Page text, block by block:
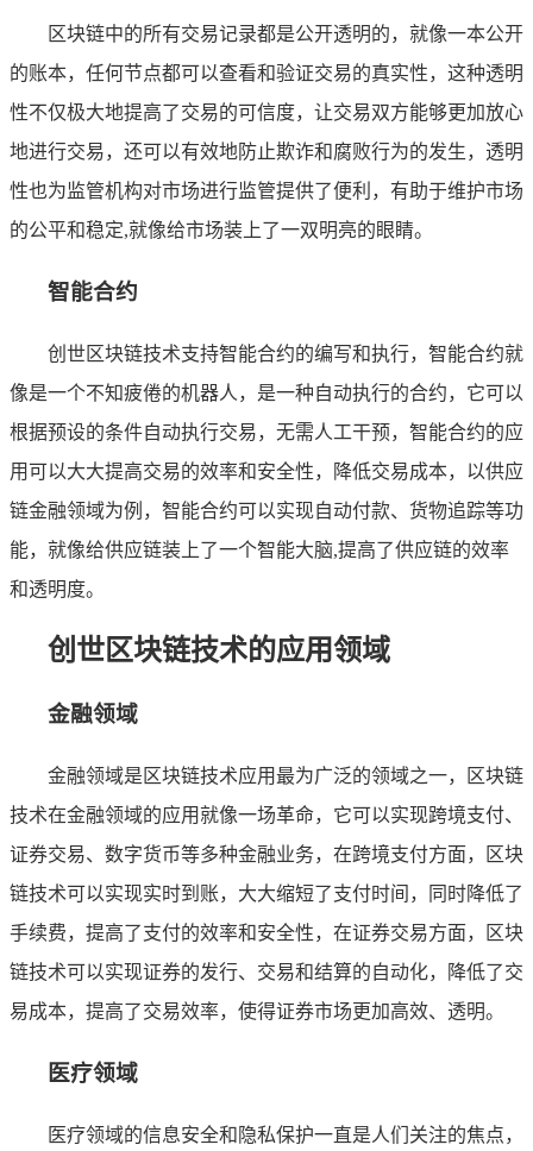
区块链中的所有交易记录都是公开透明的，就像一本公开
的账本，任何节点都可以查看和验证交易的真实性，这种透明
性不仅极大地提高了交易的可信度，让交易双方能够更加放心
地进行交易，还可以有效地防止欺诈和腐败行为的发生，透明
性也为监管机构对市场进行监管提供了便利，有助于维护市场
的公平和稳定,就像给市场装上了一双明亮的眼睛。
智能合约
创世区块链技术支持智能合约的编写和执行，智能合约就
像是一个不知疲倦的机器人，是一种自动执行的合约，它可以
根据预设的条件自动执行交易，无需人工干预，智能合约的应
用可以大大提高交易的效率和安全性，降低交易成本，以供应
链金融领域为例，智能合约可以实现自动付款、货物追踪等功
能，就像给供应链装上了一个智能大脑,提高了供应链的效率
和透明度。
创世区块链技术的应用领域
金融领域
金融领域是区块链技术应用最为广泛的领域之一，区块链
技术在金融领域的应用就像一场革命，它可以实现跨境支付、
证券交易、数字货币等多种金融业务，在跨境支付方面，区块
链技术可以实现实时到账，大大缩短了支付时间，同时降低了
手续费，提高了支付的效率和安全性，在证券交易方面，区块
链技术可以实现证券的发行、交易和结算的自动化，降低了交
易成本，提高了交易效率，使得证券市场更加高效、透明。
医疗领域
医疗领域的信息安全和隐私保护一直是人们关注的焦点，